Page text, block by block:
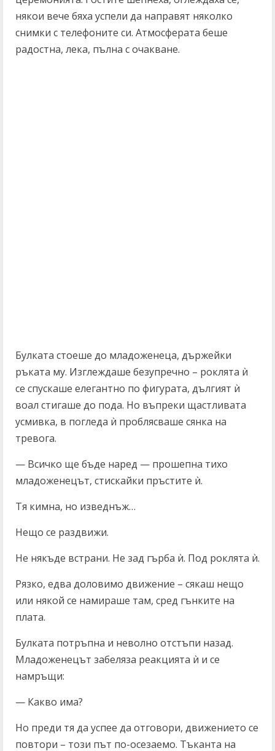
някои вече бяха успели да направят няколко
снимки с телефоните си. Атмосферата беше
радостна, лека, пълна с очакване.
Булката стоеше до младоженеца, държейки
ръката му. Изглеждаше безупречно – роклята ѝ
се спускаше елегантно по фигурата, дългият ѝ
воал стигаше до пода. Но въпреки щастливата
усмивка, в погледа ѝ проблясваше сянка на
тревога.
— Всичко ще бъде наред — прошепна тихо
младоженецът, стискайки пръстите ѝ.
Тя кимна, но изведнъж…
Нещо се раздвижи.
Не някъде встрани. Не зад гърба ѝ. Под роклята ѝ.
Рязко, едва доловимо движение – сякаш нещо
или някой се намираше там, сред гънките на
плата.
Булката потръпна и неволно отстъпи назад.
Младоженецът забеляза реакцията ѝ и се
намръщи:
— Какво има?
Но преди тя да успее да отговори, движението се
повтори – този път по-осезаемо. Тъканта на